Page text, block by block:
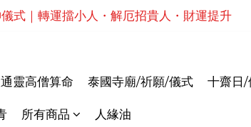
定善緣桃花燈｜泰國高僧祈願點燈儀式
式｜轉運擋小人・解厄招貴人・財運提升
增強人緣魅力・感情和合・招正緣桃花
定善緣桃花燈｜泰國高僧祈願點燈儀式
靈高僧算命 泰國寺廟/祈願/儀式 十齋日/
所有商品 人緣油